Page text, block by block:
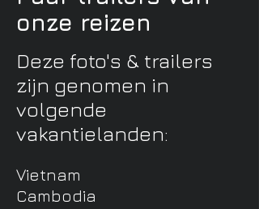
onze reizen
Deze foto's & trailers
zijn genomen in
volgende
vakantielanden:
Vietnam
Cambodia